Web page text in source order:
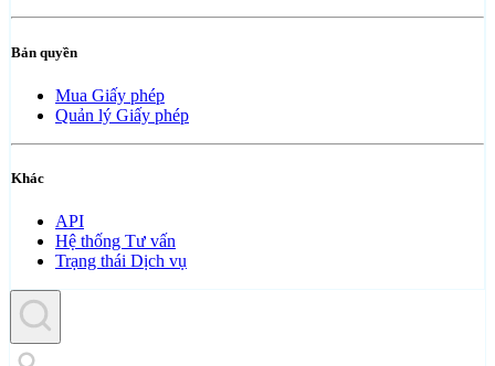
Bản quyền
Mua Giấy phép
Quản lý Giấy phép
Khác
API
Hệ thống Tư vấn
Trạng thái Dịch vụ